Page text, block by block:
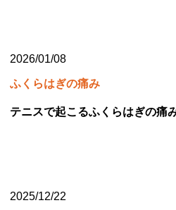
2026/01/08
ふくらはぎの痛み
テニスで起こるふくらはぎの
2025/12/22